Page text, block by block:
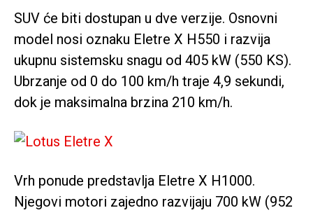
SUV će biti dostupan u dve verzije. Osnovni
model nosi oznaku Eletre X H550 i razvija
ukupnu sistemsku snagu od 405 kW (550 KS).
Ubrzanje od 0 do 100 km/h traje 4,9 sekundi,
dok je maksimalna brzina 210 km/h.
Vrh ponude predstavlja Eletre X H1000.
Njegovi motori zajedno razvijaju 700 kW (952